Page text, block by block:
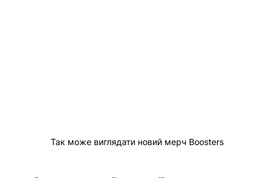
Так може виглядати новий мерч Boosters